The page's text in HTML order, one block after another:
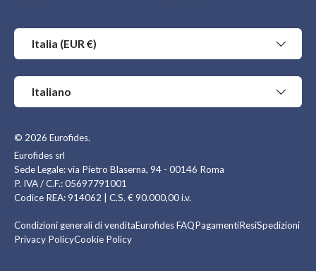
Paese/Regione
Italia (EUR €)
Lingua
Italiano
© 2026 Eurofides.
Eurofides srl
Sede Legale: via Pietro Blaserna, 94 - 00146 Roma
P. IVA / C.F.: 05697791001
Codice REA: 914062 | C.S. € 90.000,00 i.v.
Condizioni generali di venditaEurofides FAQPagamentiResiSpedizioni
Privacy PolicyCookie Policy